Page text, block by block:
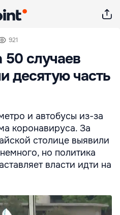
921
50 случаев
десятую часть
и автобусы из-за
коронавируса. За
столице выявили
но политика
власти идти на